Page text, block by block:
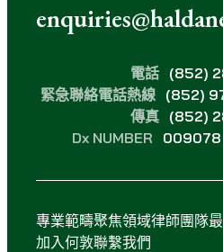
電話 (852)
緊急聯絡電話熱線 (852)
傳真 (852)
Dx NUMBER 009078
專業範疇聚焦領域律師團隊
加入何敦聯繫我們